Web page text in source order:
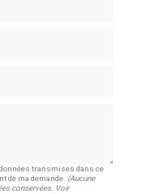
transmises dans ce
de ma demande. (Aucune
conservées. Voir